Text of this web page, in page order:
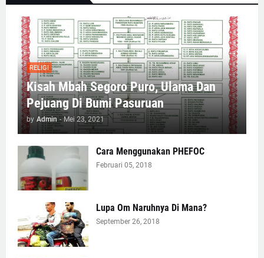
RELIGI
Kisah Mbah Segoro Puro, Ulama Dan
Pejuang Di Bumi Pasuruan
by Admin - Mei 23, 2021
Cara Menggunakan PHEFOC
Februari 05, 2018
Lupa Om Naruhnya Di Mana?
September 26, 2018